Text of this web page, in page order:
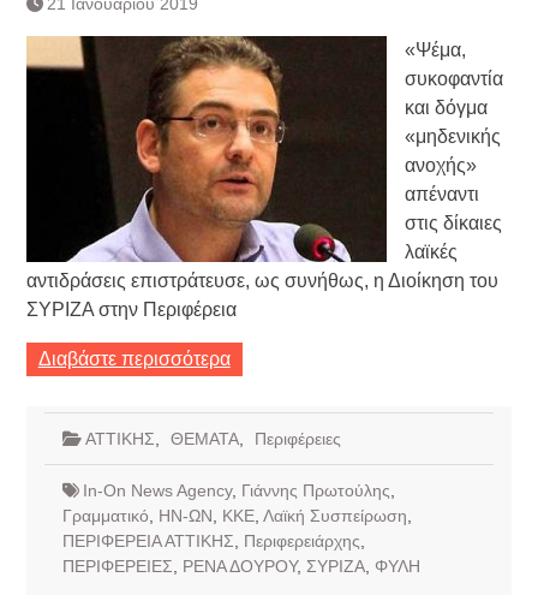
Τράπεζας- ΕΚΤ
Κατάργηση βιβλιαρίων Υγείας
Ημερήσιο Δελτίο Τιμών
Συναλλάγματος &
Τραπεζογραμματίων 7-3-2019
Ημερήσιο Δελτίο Τιμών
Συναλλάγματος &
Τραπεζογραμματίων 4-3-2019
Κάθοδος αγροτών
«Ψέμα,
συκοφαντία
και δόγμα
«μηδενικής
ανοχής»
απέναντι
στις δίκαιες
λαϊκές
αντιδράσεις επιστράτευσε, ως συνήθως, η Διοίκηση του
ΣΥΡΙΖΑ στην Περιφέρεια
Διαβάστε περισσότερα
ΑΤΤΙΚΗΣ ΘΕΜΑΤΑ, Περιφέρειες
In-On News Agency, Γιάννης Πρωτούλης
Γραμματικό
ΗΝ-ΩΝ ΚΚΕ, Λαϊκή Συσπείρωση
ΠΕΡΙΦΕΡΕΙΑ ΑΤΤΙΚΗΣ
Περιφερειάρχης
ΠΕΡΙΦΕΡΕΙΕΣ
ΡΕΝΑ ΔΟΥΡΟΥ, ΣΥΡΙΖΑ, ΦΥΛΗ